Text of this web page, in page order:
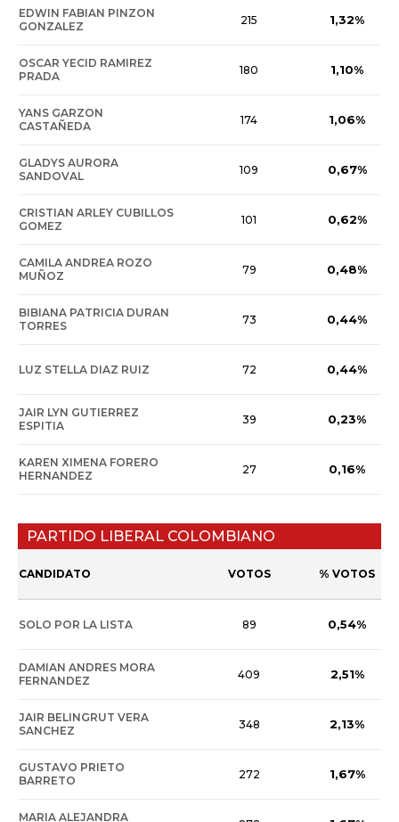
EDWIN FABIAN PINZON
GONZALEZ
215 1,32%
OSCAR YECID RAMIREZ
PRADA
180 1,10%
YANS GARZON
CASTAÑEDA
174 1,06%
GLADYS AURORA
SANDOVAL
109 0,67%
CRISTIAN ARLEY CUBILLOS
GOMEZ
101 0,62%
CAMILA ANDREA ROZO
MUÑOZ
79 0,48%
BIBIANA PATRICIA DURAN
TORRES
73 0,44%
LUZ STELLA DIAZ RUIZ 72 0,44%
JAIR LYN GUTIERREZ
ESPITIA
39 0,23%
KAREN XIMENA FORERO
HERNANDEZ
27 0,16%
PARTIDO LIBERAL COLOMBIANO
CANDIDATO VOTOS % VOTOS
SOLO POR LA LISTA 89 0,54%
DAMIAN ANDRES MORA
FERNANDEZ
409 2,51%
JAIR BELINGRUT VERA
SANCHEZ
348 2,13%
GUSTAVO PRIETO
BARRETO
272 1,67%
MARIA ALEJANDRA